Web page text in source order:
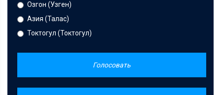
Озгон (Узген)
Азия (Талас)
Токтогул (Токтогул)
Голосовать